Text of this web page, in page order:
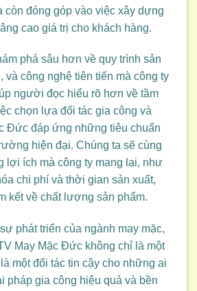
còn đóng góp vào việc xây dựng
cao giá trị cho khách hàng.
phá sâu hơn về quy trình sản
và công nghệ tiên tiến mà công ty
người đọc hiểu rõ hơn về tầm
chọn lựa đối tác gia công và
Đức đáp ứng những tiêu chuẩn
hiện đại. Chúng ta sẽ cùng
lợi ích mà công ty mang lại, như
chi phí và thời gian sản xuất,
kết về chất lượng sản phẩm.
phát triển của ngành may mặc,
May Mặc Đức không chỉ là một
một đối tác tin cậy cho những ai
pháp gia công hiệu quả và bền